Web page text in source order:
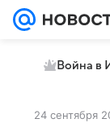
Война в
24 сентября